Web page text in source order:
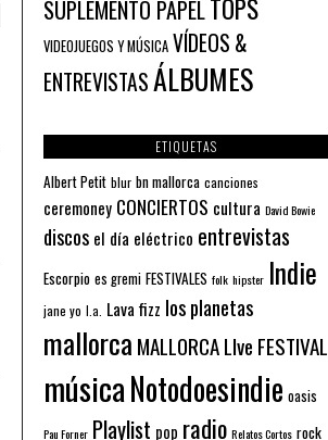
SUPLEMENTO PAPELTOPS
VIDEOJUEGOS Y MÚSICA VÍDEOS &
ENTREVISTASÁLBUMES
ETIQUETAS
Albert Petit blur bn mallorca canciones
ceremoney CONCIERTOS cultura David Bowie
discos el día eléctrico entrevistas
Escorpio es gremi FESTIVALES folk hipster Indie
jane yo l.a. Lava fizz los planetas
mallorca MALLORCA LIve FESTIVAL
músicaNotodoesindie oasis
Pau Forner Playlist pop radio Relatos Cortos rock